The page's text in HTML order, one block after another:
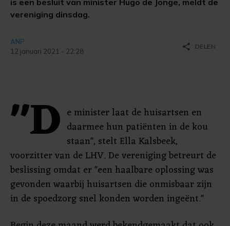
is een besluit van minister Hugo de Jonge, meldt de
vereniging dinsdag.
ANP
12 januari 2021 - 22:28
share DELEN
"D e minister laat de huisartsen en
daarmee hun patiënten in de kou
staan", stelt Ella Kalsbeek,
voorzitter van de LHV. De vereniging betreurt de
beslissing omdat er "een haalbare oplossing was
gevonden waarbij huisartsen die onmisbaar zijn
in de spoedzorg snel konden worden ingeënt."